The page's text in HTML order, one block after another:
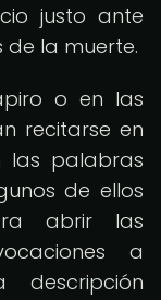
justo ante
de la muerte.
o en las
recitarse en
las palabras
de ellos
abrir las
a